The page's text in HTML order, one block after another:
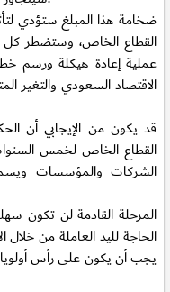
ضخامة هذا المبلغ ستؤدي
القطاع الخاص، وستضطر كل
عملية إعادة هيكلة ورسم
الاقتصاد السعودي والتغير
قد يكون من الإيجابي أن
القطاع الخاص لخمس
الشركات والمؤسسات
المرحلة القادمة لن تكون
الحاجة لليد العاملة من
يجب أن يكون على رأس